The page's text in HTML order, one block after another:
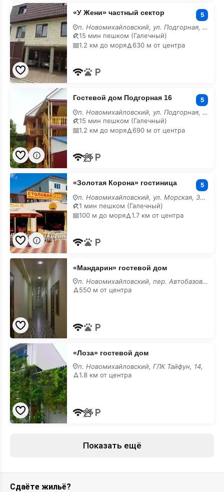
«У
Жени»
частный
сектор
«У Жени» частный сектор 5
п. Новомихайловский, ул. Подгорная, 10/а
15 мин пешком (Галечный)
1.2 км до моря
630 м от центра
Подгорная
Гостевой дом Подгорная 16 5
п. Новомихайловский, ул. Подгорная, 16
15 мин пешком (Галечный)
1.2 км до моря
690 м от центра
«Золотая
Корона»
гостиница
«Золотая Корона» гостиница 5
п. Новомихайловский, ул. Морская, 39/Г
1 мин пешком (Галечный)
100 м до моря
1.7 км от центра
«Мандарин»
гостевой
дом
«Мандарин» гостевой дом
п. Новомихайловский, пер. Автобазовский, 18
550 м от центра
«Лоза»
гостевой
дом
«Лоза» гостевой дом
п. Новомихайловский, ГЛК Тайфун, 14,
1.8 км от центра
Показать ещё
Сдаёте жильё?